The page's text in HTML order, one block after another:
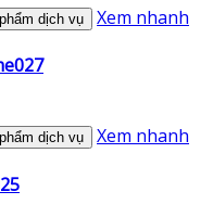
dịch vụ Xem nhanh
dịch vụ Xem nhanh